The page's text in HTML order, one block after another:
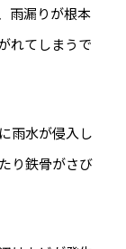
雨漏りが根本
れてしまうで
雨水が侵入し
り鉄骨がさび